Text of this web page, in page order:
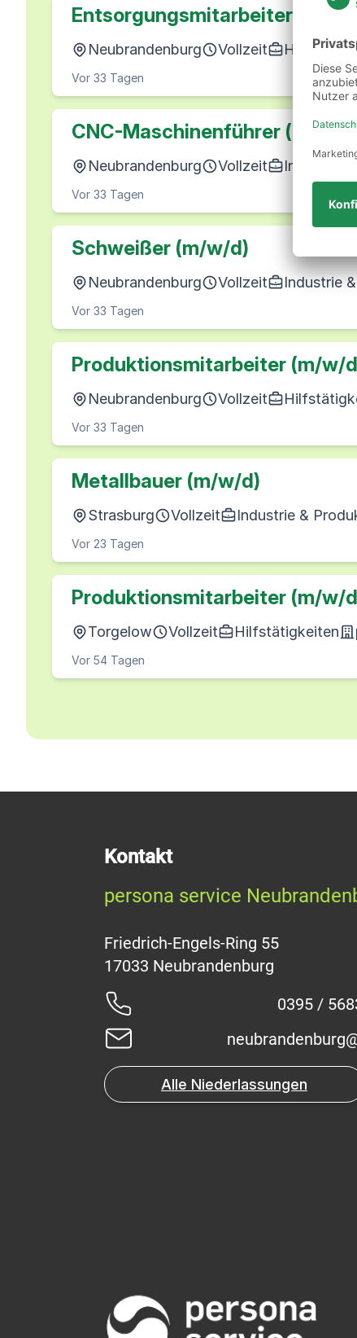
Entsorgungsmitarbeiter (m/w/
Neubrandenburg Vollzeit
Vor 33 Tagen
CNC-Maschinenführer (m/w/
Neubrandenburg Vollzeit Industrie
Vor 33 Tagen
Schweißer (m/w/d)
Neubrandenburg Vollzeit Industrie
Vor 33 Tagen
Produktionsmitarbeiter (m/w/
Neubrandenburg Vollzeit
Vor 33 Tagen
Metallbauer (m/w/d)
Strasburg Vollzeit Industrie &
Vor 23 Tagen
Produktionsmitarbeiter (m/w/
Torgelow Vollzeit Hilfstätigkeiten
Vor 54 Tagen
Kontakt
persona service
Friedrich-Engels-Ring 55
0395 /
Alle Niederlassungen